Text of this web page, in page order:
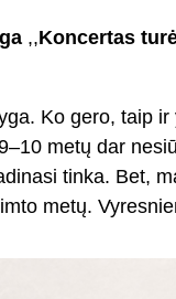
,,Koncertas
Ko gero, taip ir
metų dar
tinka. Bet,
metų.